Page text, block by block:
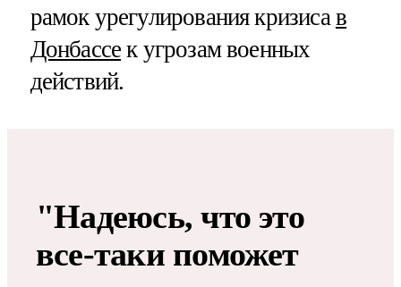
рамок урегулирования кризисав
Донбассе к угрозам военных
действий.
"Надеюсь, что это
все-таки поможет